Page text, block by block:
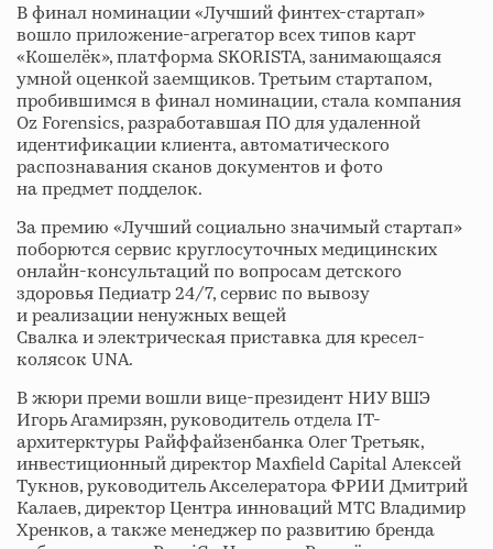
В финал номинации «Лучший финтех-стартап»
вошло приложение-агрегатор всех типов карт
«Кошелёк», платформа SKORISTA, занимающаяся
умной оценкой заемщиков. Третьим стартапом,
пробившимся в финал номинации, стала компания
Oz Forensics, разработавшая ПО для удаленной
идентификации клиента, автоматического
распознавания сканов документов и фото
на предмет подделок.
За премию «Лучший социально значимый стартап»
поборются сервис круглосуточных медицинских
онлайн-консультаций по вопросам детского
здоровья Педиатр 24/7, сервис по вывозу
и реализации ненужных вещей
Свалка и электрическая приставка для кресел-
колясок UNA.
В жюри преми вошли вице-президент НИУ ВШЭ
Игорь Агамирзян, руководитель отдела IT-
архитерктуры Райффайзенбанка Олег Третьяк,
инвестиционный директор Maxfield Capital Алексей
Тукнов, руководитель Акселератора ФРИИ Дмитрий
Калаев, директор Центра инноваций МТС Владимир
Хренков, а также менеджер по развитию бренда